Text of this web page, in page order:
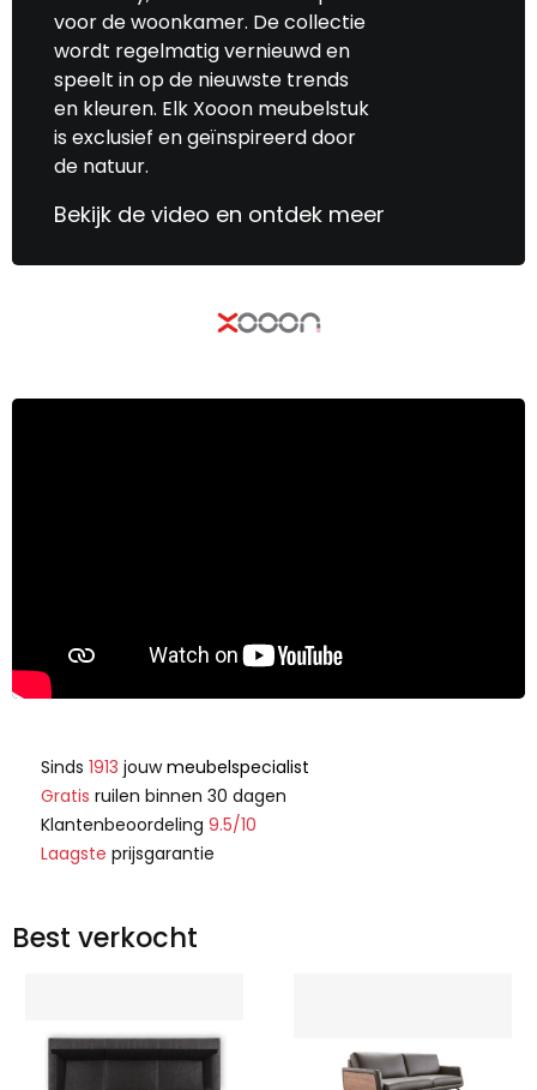
voor de woonkamer. De collectie
wordt regelmatig vernieuwd en
speelt in op de nieuwste trends
en kleuren. Elk Xooon meubelstuk
is exclusief en geïnspireerd door
de natuur.
Bekijk de video en ontdek meer
Sinds 1913 jouwmeubelspecialist
Gratis ruilen binnen 30 dagen
Klantenbeoordeling 9.5/10
Laagste prijsgarantie
Best verkocht